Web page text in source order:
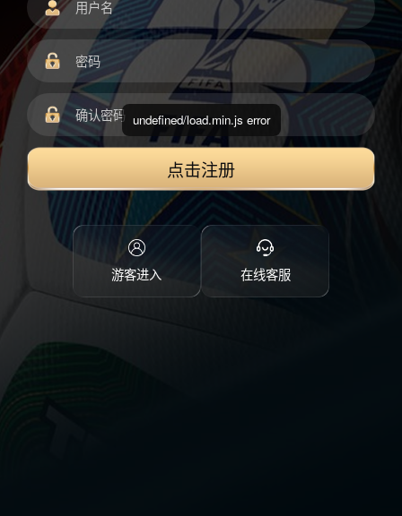
点击注册
游客进入 在线客服
undefined/load.min.js error